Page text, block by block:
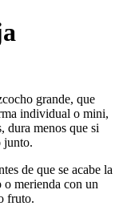
grande, que
individual o mini,
dura menos que si
junto.
de que se acabe la
o merienda con un
fruto.